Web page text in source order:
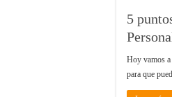
5
Hoy vamos a
para que